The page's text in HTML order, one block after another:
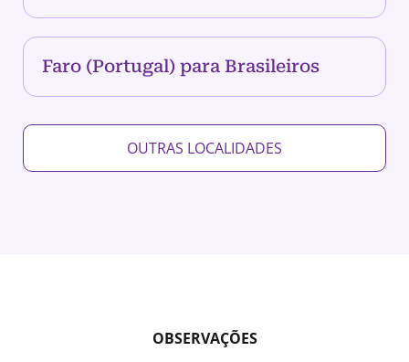
Faro (Portugal) para Brasileiros
OUTRAS LOCALIDADES
OBSERVAÇÕES